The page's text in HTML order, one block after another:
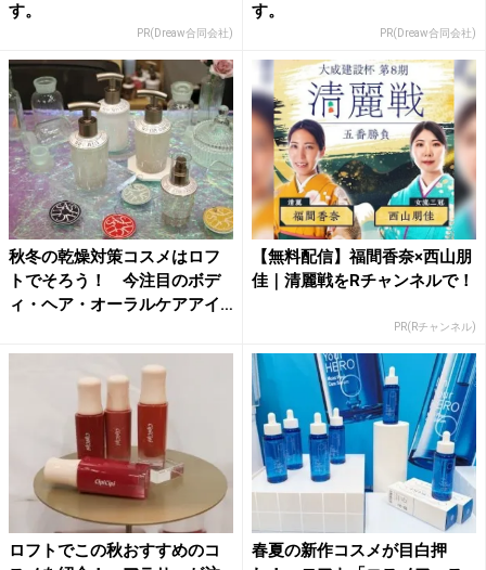
す。
PR(Dreaw合同会社)
す。
PR(Dreaw合同会社)
秋冬の乾燥対策コスメはロフ
トでそろう！ 今注目のボデ
ィ・ヘア・オーラルケアアイ
【無料配信】福間香奈×西山朋
佳｜清麗戦をRチャンネルで！
PR(Rチャンネル)
ロフトでこの秋おすすめのコ
春夏の新作コスメが目白押